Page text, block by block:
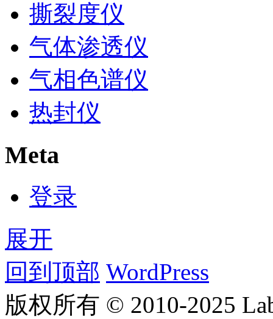
撕裂度仪
气体渗透仪
气相色谱仪
热封仪
Meta
登录
展开
回到顶部 WordPress
版权所有 © 2010-2025